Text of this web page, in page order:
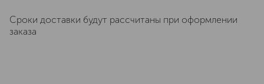
Сроки доставки будут рассчитаны при оформлении
заказа